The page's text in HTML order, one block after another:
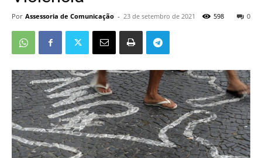
Por Assessoria de Comunicação - 23 de setembro de 2021 0
598